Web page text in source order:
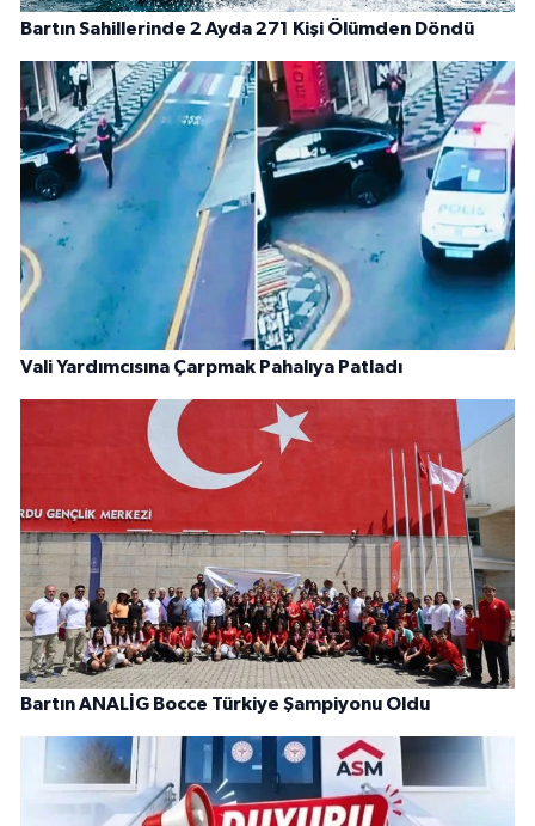
Bartın Sahillerinde 2 Ayda 271 Kişi Ölümden Döndü
Vali Yardımcısına Çarpmak Pahalıya Patladı
Bartın ANALİG Bocce Türkiye Şampiyonu Oldu